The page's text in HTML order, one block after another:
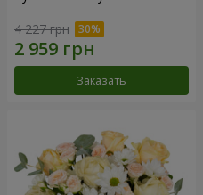
4 227 грн
Заказать